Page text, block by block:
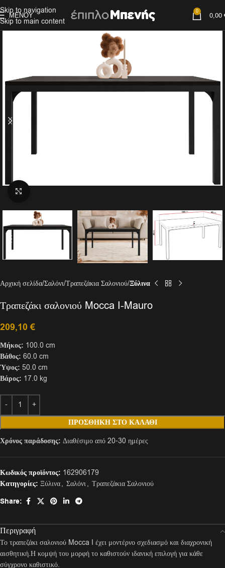
Skip to navigation
Skip to main content
ΜΕΝΟΎ 0 0,00
Αρχική σελίδα Σαλόνι Τραπεζάκια Σαλονιού Ξύλινα
Τραπεζάκι σαλονιού Mocca I-Mauro
209,10€
Μήκος: 100.0 cm
Βάθος: 60.0 cm
Ύψος: 50.0 cm
Βάρος: 17.0 kg
ΠΡΟΣΘΉΚΗ ΣΤΟ ΚΑΛΆΘΙ
Χρόνος παράδοσης: Διαθέσιμο από 20-30 ημέρες
Κωδικός προϊόντος: 162906179
Κατηγορίες: Ξύλινα, Σαλόνι, Τραπεζάκια Σαλονιού
Share:
Περιγραφή
Το τραπεζάκι σαλονιού Mocca I έχει μοντέρνο σχεδιασμό και διαχρονική
αισθητική.Η κομψή του μορφή το καθιστούν ιδανική επιλογή για κάθε
σύγχρονο καθιστικό.